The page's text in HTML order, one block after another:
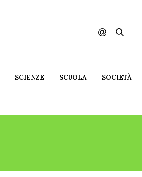
SCIENZE SCUOLA SOCIETÀ